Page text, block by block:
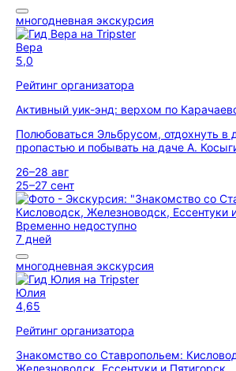
многодневная экскурсия
Вера
5,0
Рейтинг организатора
Активный уик-энд: верхом по
Полюбоваться Эльбрусом, отдохнуть в
пропастью и побывать на даче А.
26–28 авг
25–27 сент
Временно недоступно
7 дней
многодневная экскурсия
Юлия
4,65
Рейтинг организатора
Знакомство со Ставропольем:
Железноводск, Ессентуки и Пятигорск